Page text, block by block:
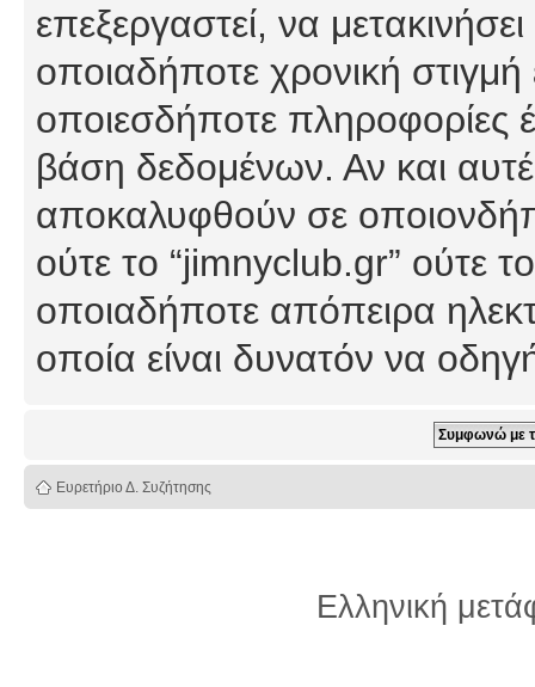
επεξεργαστεί, να
οποιαδήποτε χρονική στιγμή
οποιεσδήποτε πληροφορίες
βάση δεδομένων. Αν και
αποκαλυφθούν σε
ούτε το “jimnyclub.gr” ούτε
οποιαδήποτε απόπειρα
οποία είναι δυνατόν να
Ευρετήριο Δ. Συζήτησης
Ελληνική